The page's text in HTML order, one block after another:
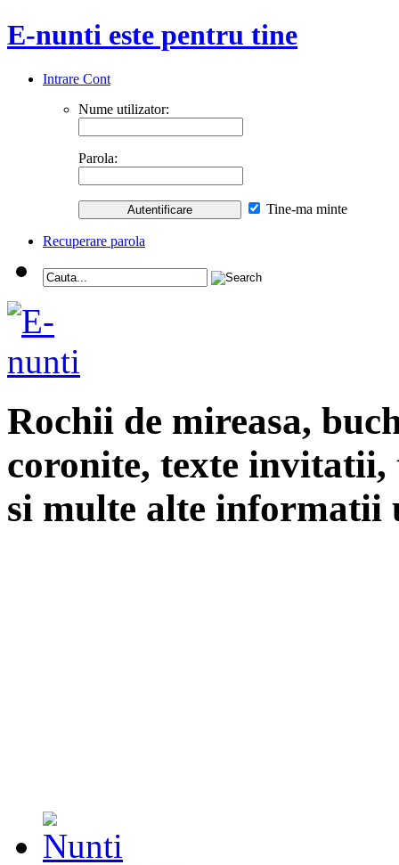
E-nunti este pentru tine
Intrare Cont
Nume utilizator:
Parola:
Tine-ma minte
Recuperare parola
Rochii de mireasa,
coronite, texte
si multe alte informatii